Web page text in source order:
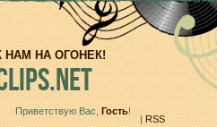
НАМ НА ОГОНЕК!
Приветствую Вас Гость!
|RSS